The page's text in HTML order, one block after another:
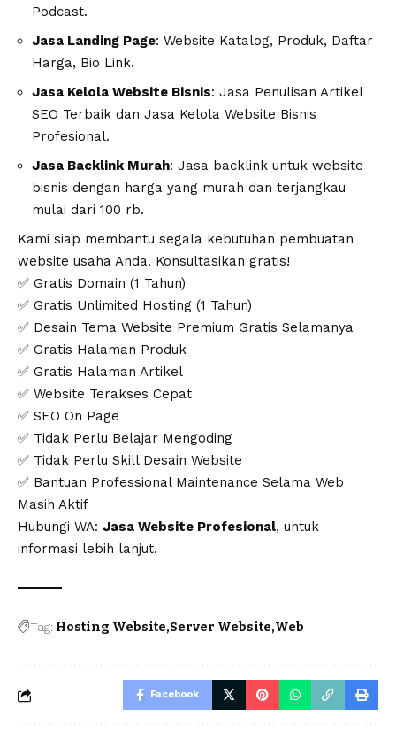
Podcast.
Jasa Landing Page: Website Katalog, Produk, Daftar
Harga, Bio Link.
Jasa Kelola Website Bisnis: Jasa Penulisan Artikel
SEO Terbaik dan Jasa Kelola Website Bisnis
Profesional.
Jasa Backlink Murah: Jasa backlink untuk website
bisnis dengan harga yang murah dan terjangkau
mulai dari 100 rb.
Kami siap membantu segala kebutuhan pembuatan
website usaha Anda. Konsultasikan gratis!
✅ Gratis Domain (1 Tahun)
✅ Gratis Unlimited Hosting (1 Tahun)
✅ Desain Tema Website Premium Gratis Selamanya
✅ Gratis Halaman Produk
✅ Gratis Halaman Artikel
✅ Website Terakses Cepat
✅ SEO On Page
✅ Tidak Perlu Belajar Mengoding
✅ Tidak Perlu Skill Desain Website
✅ Bantuan Professional Maintenance Selama Web
Masih Aktif
Hubungi WA: Jasa Website Profesional, untuk
informasi lebih lanjut.
Tag: Hosting Website Server Website Web
Facebook